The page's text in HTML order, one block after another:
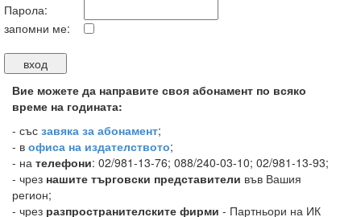
Парола:
запомни ме:
Вие можете да направите своя абонамент по всяко
време на годината:
- със завяка за абонамент;
- в офиса на издателството;
- на телефони: 02/981-13-76; 088/240-03-10; 02/981-13-93;
- чрез нашите търговски представители във Вашия
регион;
- чрез разпространителските фирми - Партньори на ИК